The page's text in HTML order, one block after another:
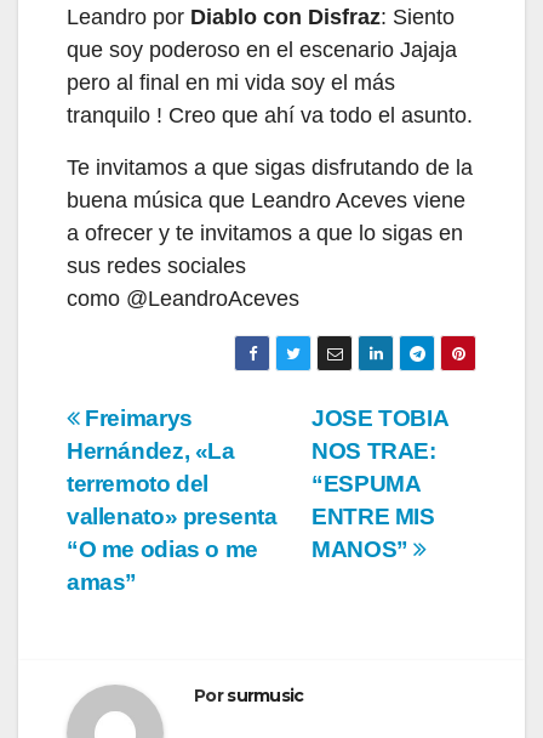
Leandro por Diablo con Disfraz: Siento
que soy poderoso en el escenario Jajaja
pero al final en mi vida soy el más
tranquilo ! Creo que ahí va todo el asunto.
Te invitamos a que sigas disfrutando de la
buena música que Leandro Aceves viene
a ofrecer y te invitamos a que lo sigas en
sus redes sociales
como @LeandroAceves
Navegación
de
entradas
JOSE TOBIA
NOS TRAE:
“ESPUMA
ENTRE MIS
MANOS”
Freimarys
Hernández, «La
terremoto del
vallenato» presenta
“O me odias o me
amas”
Porsurmusic